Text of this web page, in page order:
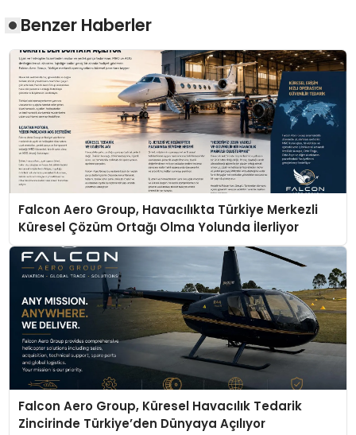
Benzer Haberler
Falcon Aero Group, Havacılıkta Türkiye Merkezli
Küresel Çözüm Ortağı Olma Yolunda İlerliyor
Falcon Aero Group, Küresel Havacılık Tedarik
Zincirinde Türkiye’den Dünyaya Açılıyor